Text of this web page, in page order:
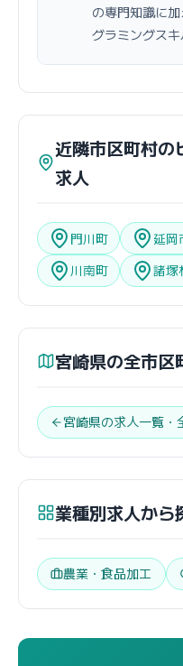
の専門知識に
グラミングスキ
近隣市区町村の
求人
門川町 延岡
川南町
諸塚
宮崎県の全市区
宮崎県の求人一覧・
業種別求人から
農業・食品加工